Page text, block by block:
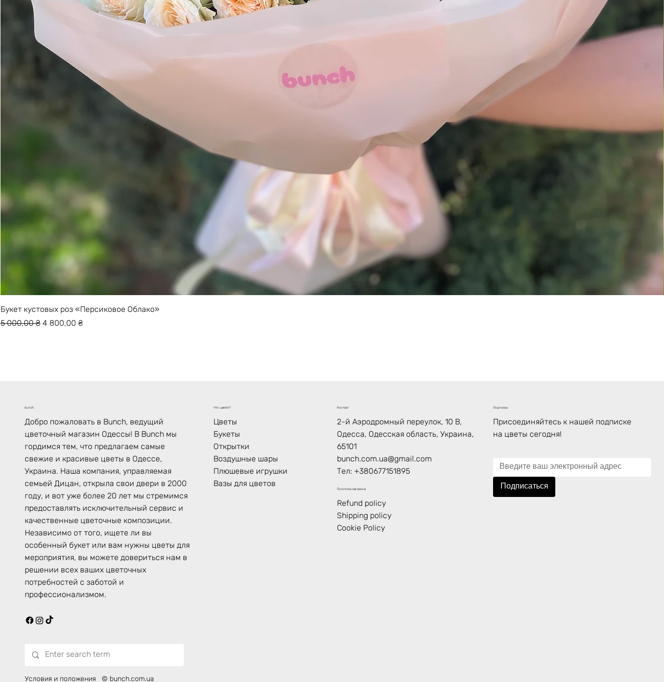
Букет кустовых роз «Персиковое Облако»
Обычная цена
5 000,00 ₴ Цена со скидкой
4 800,00 ₴
bunch
Добро пожаловать в Bunch, ведущий
цветочный магазин Одессы! В Bunch мы
гордимся тем, что предлагаем самые
свежие и красивые цветы в Одессе,
Украина. Наша компания, управляемая
семьей Дицан, открыла свои двери в 2000
году, и вот уже более 20 лет мы стремимся
предоставлять исключительный сервис и
качественные цветочные композиции.
Независимо от того, ищете ли вы
особенный букет или вам нужны цветы для
мероприятия, вы можете довериться нам в
решении всех ваших цветочных
потребностей с заботой и
профессионализмом.
Что цветет?
Цветы
Букеты
Открытки
Воздушные шары
Плюшевые игрушки
Вазы для цветов
Контакт
2-й Аэродромный переулок, 10 В,
Одесса, Одесская область, Украина,
65101
bunch.com.ua@gmail.com
Тел: +380677151895
Политика магазина
Refund policy
Shipping policy
Cookie Policy
Подписка
Присоединяйтесь к нашей подписке
на цветы сегодня!
Подписаться
Условия и положения © bunch.com.ua